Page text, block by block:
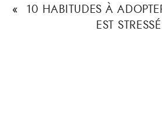
« 10 HABITUDES À
EST STRESSÉ